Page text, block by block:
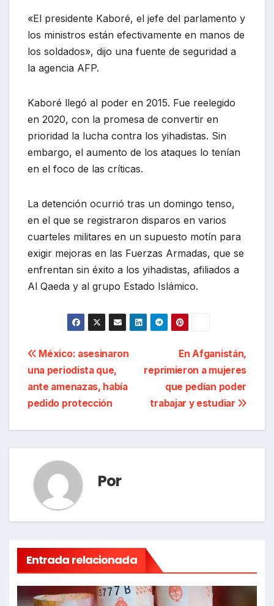
«El presidente Kaboré, el jefe del parlamento y
los ministros están efectivamente en manos de
los soldados», dijo una fuente de seguridad a
la agencia AFP.
Kaboré llegó al poder en 2015. Fue reelegido
en 2020, con la promesa de convertir en
prioridad la lucha contra los yihadistas. Sin
embargo, el aumento de los ataques lo tenían
en el foco de las críticas.
La detención ocurrió tras un domingo tenso,
en el que se registraron disparos en varios
cuarteles militares en un supuesto motín para
exigir mejoras en las Fuerzas Armadas, que se
enfrentan sin éxito a los yihadistas, afiliados a
Al Qaeda y al grupo Estado Islámico.
Navegación
de
entradas
En Afganistán,
reprimieron a mujeres
que pedían poder
trabajar y estudiar
México: asesinaron
una periodista que,
ante amenazas, había
pedido protección
Por
Entrada relacionada